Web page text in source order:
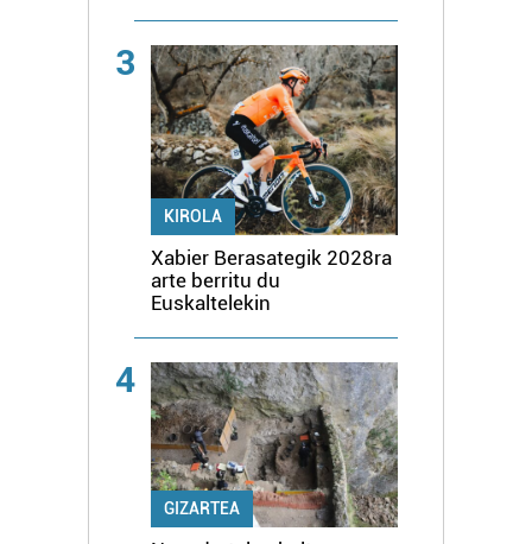
3
KIROLA
Xabier Berasategik 2028ra
arte berritu du
Euskaltelekin
4
GIZARTEA